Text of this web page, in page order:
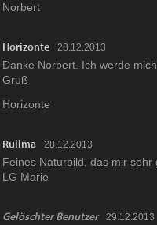
Norbert
Horizonte 28.12.2013
Danke Norbert. Ich werde
Gruß
Horizonte
Rullma 28.12.2013
Feines Naturbild, das mir sehr
LG Marie
Gelöschter Benutzer 29.12.2013